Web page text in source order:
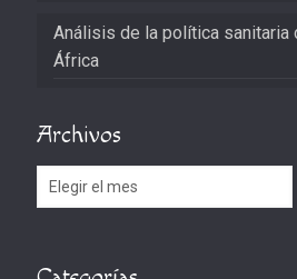
Análisis de la política sanitaria
África
Archivos
Archivos